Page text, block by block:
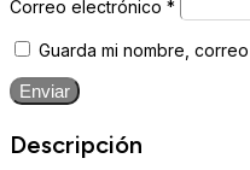
Correo electrónico *
Guarda mi nombre,
Enviar
Descripción